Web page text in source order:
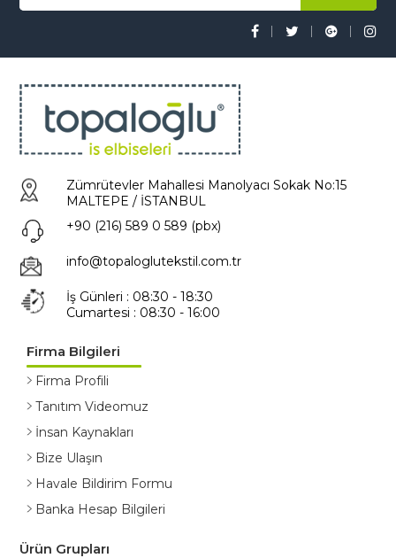
Zümrütevler Mahallesi Manolyacı Sokak No:15
MALTEPE / İSTANBUL
+90 (216) 589 0 589 (pbx)
info@topaloglutekstil.com.tr
İş Günleri : 08:30 - 18:30
Cumartesi : 08:30 - 16:00
Firma Bilgileri
Firma Profili
Tanıtım Videomuz
İnsan Kaynakları
Bize Ulaşın
Havale Bildirim Formu
Banka Hesap Bilgileri
Ürün Grupları